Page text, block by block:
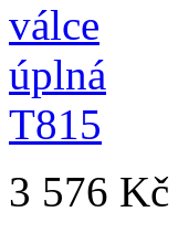
3 576 Kč